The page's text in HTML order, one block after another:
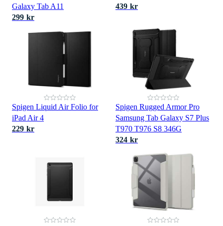
Galaxy Tab A11
299 kr
439 kr
Spigen Liquid Air Folio for
iPad Air 4
229 kr
Spigen Rugged Armor Pro
Samsung Tab Galaxy S7 Plus
T970 T976 S8 346G
324 kr